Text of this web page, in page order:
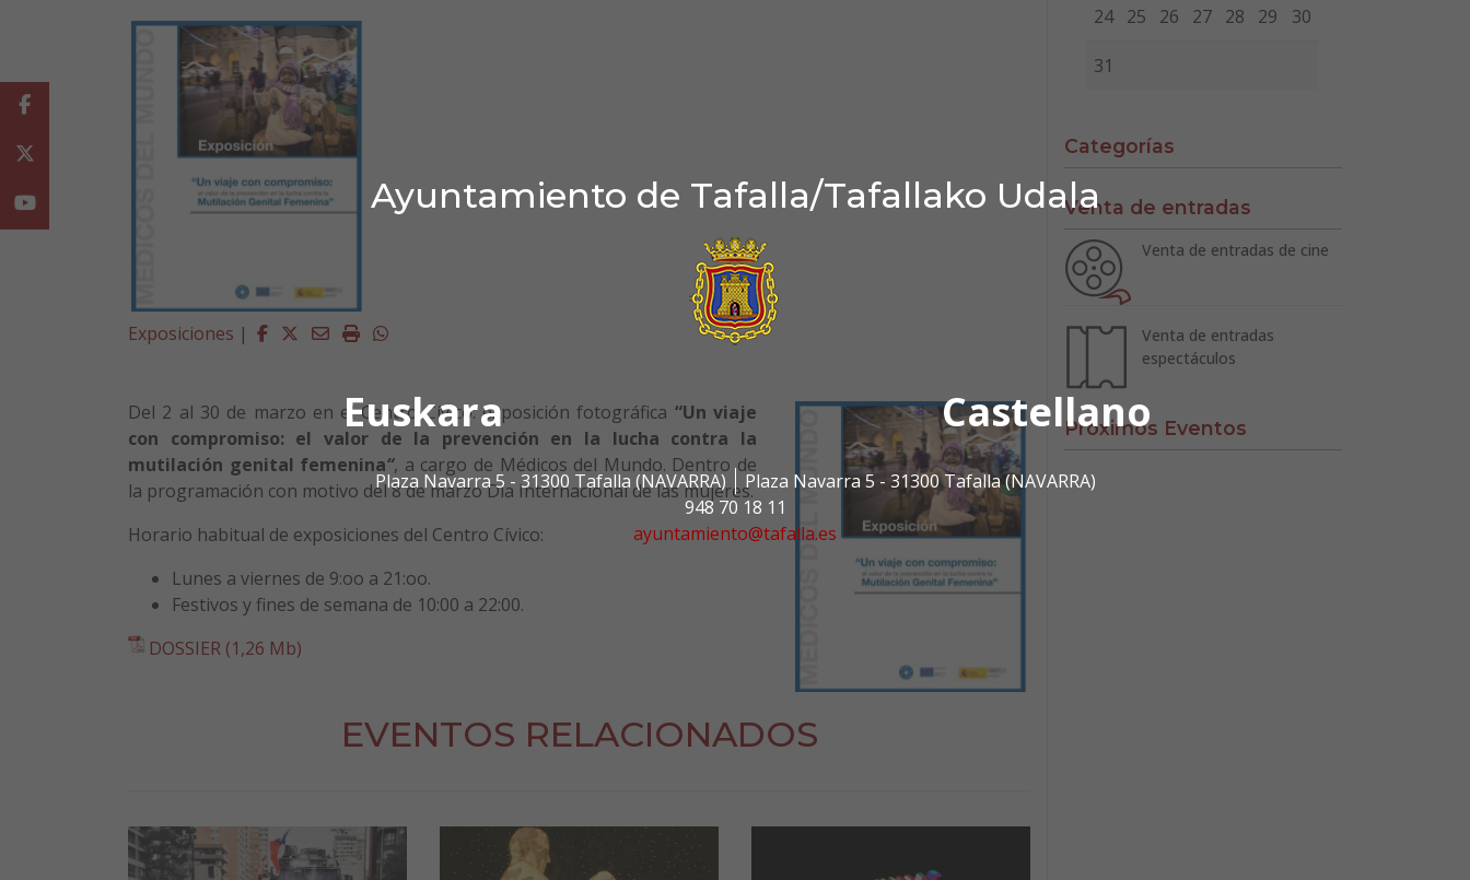
Ayuntamiento de Tafalla/Tafallako Udala
Euskara Castellano
Plaza Navarra 5 - 31300 Tafalla (NAVARRA)
Plaza Navarra 5 - 31300 Tafalla (NAVARRA)
948 70 18 11
ayuntamiento@tafalla.es
Exposiciones | Facebook
Twitter
EmailImprimirWhatsapp
Del 2 al 30 de marzo en el Centro Cívico: exposición fotográfica “Un viaje
con compromiso: el valor de la prevención en la lucha contra la
mutilación genital femenina“, a cargo de Médicos del Mundo. Dentro de
la programación con motivo del 8 de marzo Día Internacional de las mujeres.
Horario habitual de exposiciones del Centro Cívico:
Lunes a viernes de 9:oo a 21:oo.
Festivos y fines de semana de 10:00 a 22:00.
DOSSIER (1,26 Mb)
EVENTOS RELACIONADOS
24 25 26 27 28 29 30
31
Categorías
Venta de entradas
Venta de entradas de cine
Venta de entradas
espectáculos
Próximos Eventos
Facebook
Youtube